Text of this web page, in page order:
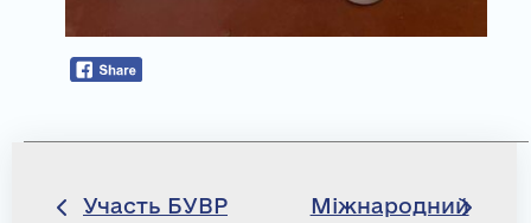
Навігація
Участь БУВР
Міжнародний